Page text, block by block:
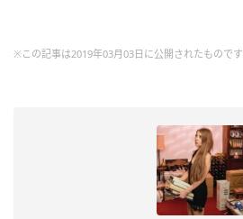
※この記事は2019年03月03日に公開されたものです